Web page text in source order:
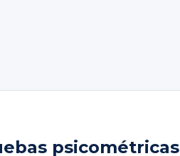
psicométricas